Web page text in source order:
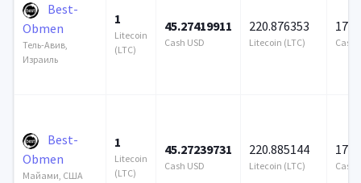
Best-
Obmen
Тель-Авив,
Израиль
1
Litecoin
(LTC)
45.27419911
Cash USD
220.876353
Litecoin (LTC)
172
Cash
Best-
Obmen
Майами, США
1
Litecoin
(LTC)
45.27239731
Cash USD
220.885144
Litecoin (LTC)
172
Cash